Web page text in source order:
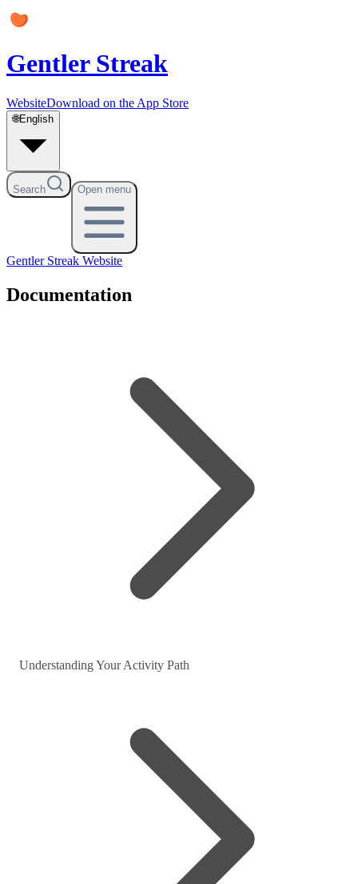
Gentler Streak
WebsiteDownload on the App Store
🌐English
Search Open menu
Gentler Streak Website
Documentation
Understanding Your Activity Path